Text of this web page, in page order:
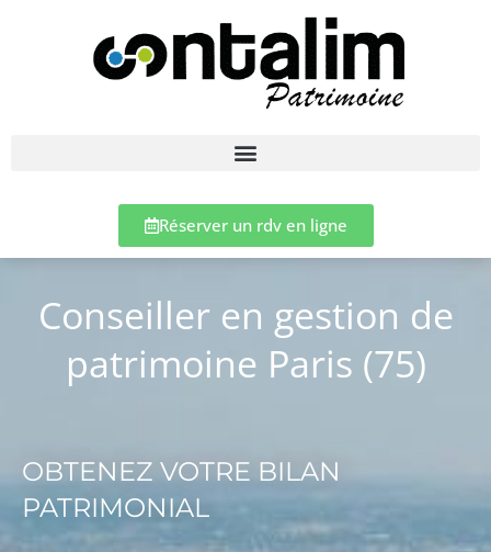
Réserver un rdv en ligne
Conseiller en gestion de
patrimoine Paris (75)
OBTENEZ VOTRE BILAN
PATRIMONIAL